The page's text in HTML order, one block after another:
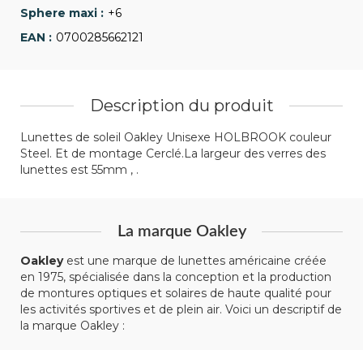
+6
0700285662121
Description du produit
Lunettes de soleil Oakley Unisexe HOLBROOK couleur
Steel. Et de montage Cerclé.La largeur des verres des
lunettes est 55mm , .
La marque Oakley
Oakleyest une marque de lunettes américaine créée
en 1975, spécialisée dans la conception et la production
de montures optiques et solaires de haute qualité pour
les activités sportives et de plein air. Voici un descriptif de
la marque Oakley :